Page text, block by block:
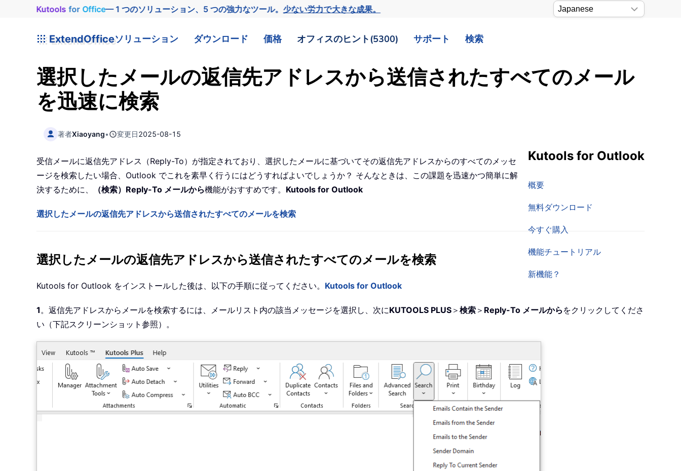
Kutools for Office— 1 つのソリューション、5 つの強力なツール。少ない労力で大きな成果。
ExtendOfficeソリューション ダウンロード 価格 オフィスのヒント(5300) サポート 検索
選択したメールの返信先アドレスから送信されたすべてのメール
を迅速に検索
著者Xiaoyang• 変更日2025-08-15
Kutools for Outlook
概要
無料ダウンロード
今すぐ購入
機能チュートリアル
新機能？
受信メールに返信先アドレス（Reply-To）が指定されており、選択したメールに基づいてその返信先アドレスからのすべてのメッセ
ージを検索したい場合、Outlook でこれを素早く行うにはどうすればよいでしょうか？ そんなときは、この課題を迅速かつ簡単に解
決するために、
（検索）Reply-To メールから機能がおすすめです。 Kutools for Outlook
選択したメールの返信先アドレスから送信されたすべてのメールを検索
選択したメールの返信先アドレスから送信されたすべてのメールを検索
Kutools for Outlook をインストールした後は、以下の手順に従ってください。 Kutools for Outlook
1。返信先アドレスからメールを検索するには、メールリスト内の該当メッセージを選択し、次にKUTOOLS PLUS ＞ 検索 ＞ Reply-To メールから をクリックしてくださ
い（下記スクリーンショット参照）。